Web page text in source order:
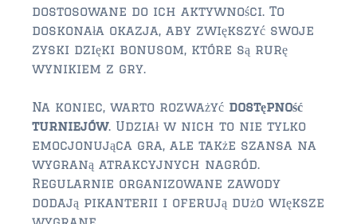
dostosowane do ich aktywności. To
doskonała okazja, aby zwiększyć swoje
zyski dzięki bonusom, które są rurę
wynikiem z gry.
Na koniec, warto rozważyć dostępność
turniejów. Udział w nich to nie tylko
emocjonująca gra, ale także szansa na
wygraną atrakcyjnych nagród.
Regularnie organizowane zawody
dodają pikanterii i oferują dużo większe